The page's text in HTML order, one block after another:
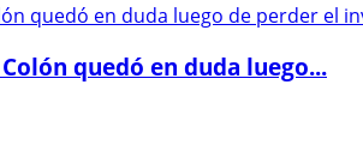
quedó en duda luego...